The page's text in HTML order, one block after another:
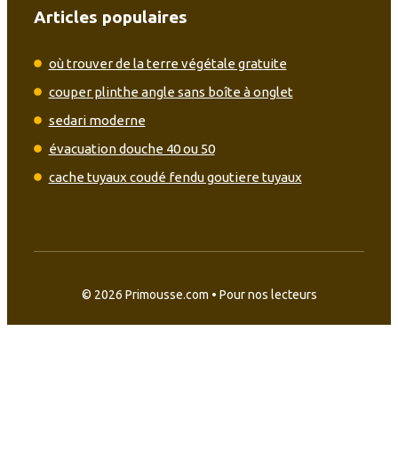
Articles populaires
où trouver de la terre végétale gratuite
couper plinthe angle sans boîte à onglet
sedari moderne
évacuation douche 40 ou 50
cache tuyaux coudé fendu goutiere tuyaux
© 2026 Primousse.com • Pour nos lecteurs